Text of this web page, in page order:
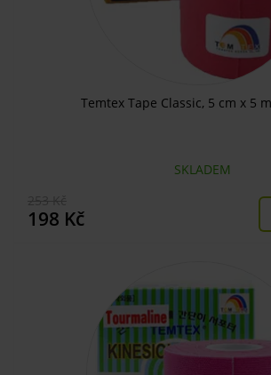
Temtex Tape Classic, 5 cm x 5
SKLADEM
198 Kč